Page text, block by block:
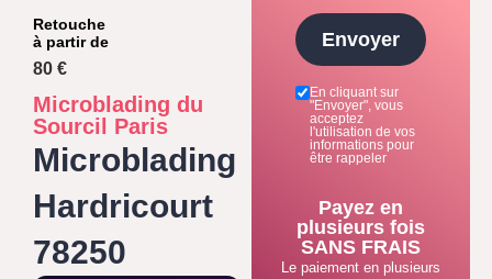
Retouche
à partir de
80 €
Microblading du
Sourcil Paris
Microblading
Hardricourt
78250
En cliquant sur
"Envoyer", vous
acceptez
l'utilisation de vos
informations pour
être rappeler
Envoyer
Payez en
plusieurs fois
SANS FRAIS
Le paiement en plusieurs